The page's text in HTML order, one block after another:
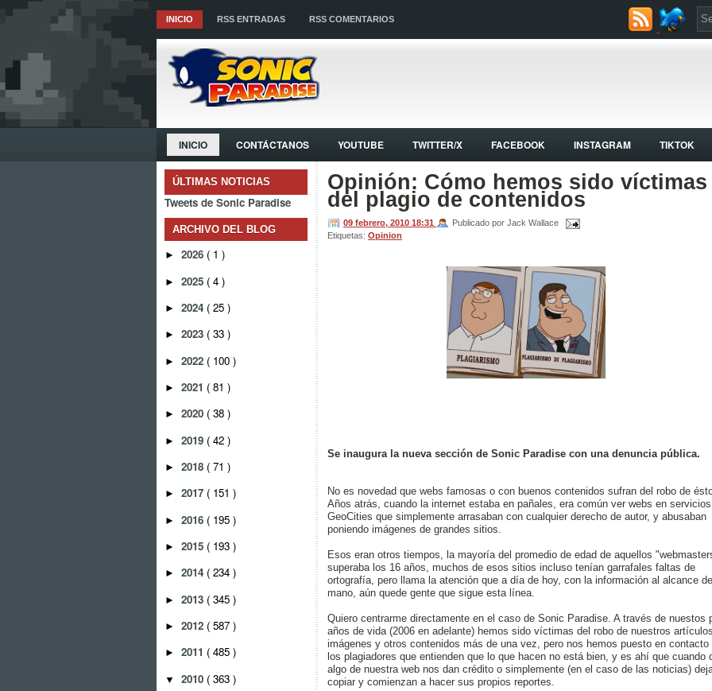
INICIO RSS ENTRADAS RSS COMENTARIOS
INICIO CONTÁCTANOS YOUTUBE TWITTER/X FACEBOOK INSTAGRAM TIKTOK
ÚLTIMAS NOTICIAS
Tweets de Sonic Paradise
ARCHIVO DEL BLOG
► 2026 ( 1 )
► 2025 ( 4 )
► 2024 ( 25 )
► 2023 ( 33 )
► 2022 ( 100 )
► 2021 ( 81 )
► 2020 ( 38 )
► 2019 ( 42 )
► 2018 ( 71 )
► 2017 ( 151 )
► 2016 ( 195 )
► 2015 ( 193 )
► 2014 ( 234 )
► 2013 ( 345 )
► 2012 ( 587 )
► 2011 ( 485 )
▼ 2010 ( 363 )
Opinión: Cómo hemos sido víctimas
del plagio de contenidos
09 febrero, 2010 18:31
Publicado por Jack Wallace
Etiquetas: Opinion
Se inaugura la nueva sección de Sonic Paradise con una denuncia pública.
No es novedad que webs famosas o con buenos contenidos sufran del robo de
Años atrás, cuando la internet estaba en pañales, era común ver webs en
GeoCities que simplemente arrasaban con cualquier derecho de autor, y abusaban
poniendo imágenes de grandes sitios.
Esos eran otros tiempos, la mayoría del promedio de edad de aquellos
superaba los 16 años, muchos de esos sitios incluso tenían garrafales faltas de
ortografía, pero llama la atención que a día de hoy, con la información al alcance
mano, aún quede gente que sigue esta línea.
Quiero centrarme directamente en el caso de Sonic Paradise. A través de nuestos
años de vida (2006 en adelante) hemos sido víctimas del robo de nuestros
imágenes y otros contenidos más de una vez, pero nos hemos puesto en contacto
los plagiadores que entienden que lo que hacen no está bien, y es ahí que cuando
algo de nuestra web nos dan crédito o simplemente (en el caso de las noticias)
copiar y comienzan a hacer sus propios reportes.